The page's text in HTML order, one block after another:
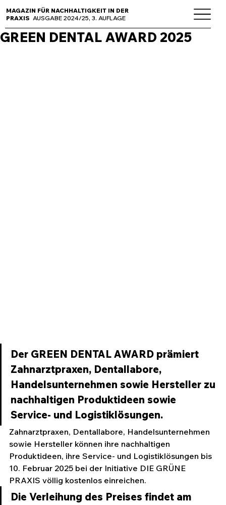
MAGAZIN FÜR NACHHALTIGKEIT IN DER
PRAXISAUSGABE 2024/25, 3. AUFLAGE
GREEN DENTAL AWARD 2025
Der GREEN DENTAL AWARD prämiert
Zahnarztpraxen, Dentallabore,
Handelsunternehmen sowie Hersteller zu
nachhaltigen Produktideen sowie
Service- und Logistiklösungen.
Zahnarztpraxen, Dentallabore, Handelsunternehmen
sowie Hersteller können ihre nachhaltigen
Produktideen, ihre Service- und Logistiklösungen bis
10. Februar 2025 bei der Initiative DIE GRÜNE
PRAXIS völlig kostenlos einreichen.
Die Verleihung des Preises findet am